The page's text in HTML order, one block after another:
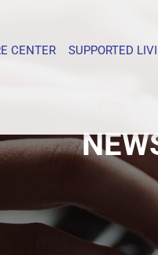
CENTER SUPPORTED